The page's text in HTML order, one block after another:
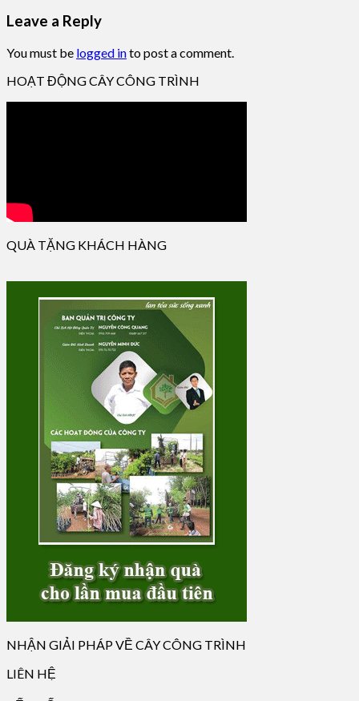
Leave a Reply
You must be logged into post a comment.
HOẠT ĐỘNG CÂY CÔNG TRÌNH
QUÀ TẶNG KHÁCH HÀNG
NHẬN GIẢI PHÁP VỀ CÂY CÔNG TRÌNH
LIÊN HỆ